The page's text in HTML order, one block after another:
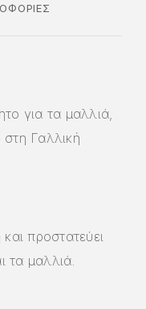
για τα μαλλιά,
στη Γαλλική
προστατεύει
τα μαλλιά.